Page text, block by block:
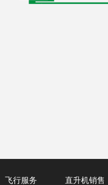
飞行服务 直升机销售